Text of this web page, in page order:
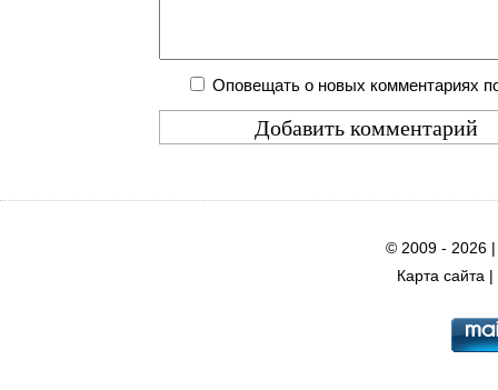
Оповещать о новых комментариях
© 2009 - 2026
Карта сайта